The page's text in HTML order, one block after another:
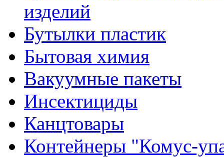
изделий
Бутылки пластик
Бытовая химия
Вакуумные пакеты
Инсектициды
Канцтовары
Контейнеры "Комус-